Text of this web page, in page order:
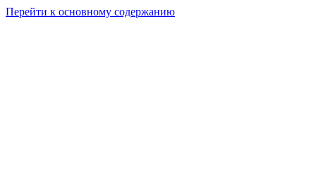
Перейти к основному содержанию